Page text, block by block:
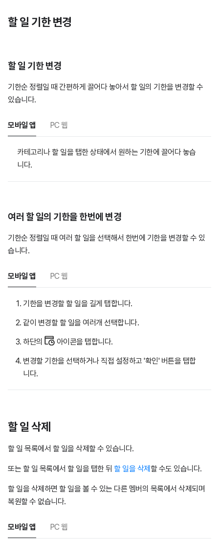
할 일 기한 변경
할 일 기한 변경
기한순 정렬일 때 간편하게 끌어다 놓아서 할 일의 기한을 변경할 수
있습니다.
모바일 앱 PC 웹
카테고리나 할 일을 탭한 상태에서 원하는 기한에 끌어다 놓습
니다.
여러 할 일의 기한을 한번에 변경
기한순 정렬일 때 여러 할 일을 선택해서 한번에 기한을 변경할 수 있
습니다.
모바일 앱 PC 웹
기한을 변경할 할 일을 길게 탭합니다.
같이 변경할 할 일을 여러개 선택합니다.
하단의 아이콘을 탭합니다.
변경할 기한을 선택하거나 직접 설정하고 '확인' 버튼을 탭합
니다.
할 일 삭제
할 일 목록에서 할 일을 삭제할 수 있습니다.
또는 할 일 목록에서 할 일을 탭한 뒤 할 일을 삭제할 수도 있습니다.
할 일을 삭제하면 할 일을 볼 수 있는 다른 멤버의 목록에서 삭제되며
복원할 수 없습니다.
모바일 앱 PC 웹